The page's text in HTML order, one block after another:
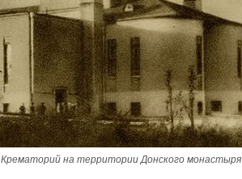
Крематорий на территории Донского монастыря